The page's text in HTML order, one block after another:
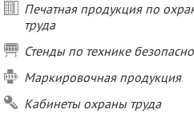
Печатная продукция по
труда
Стенды по технике
Маркировочная продукция
Кабинеты охраны труда